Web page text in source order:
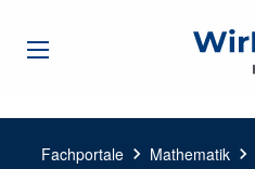
Fachportale chevron_right Mathematik chevron_right